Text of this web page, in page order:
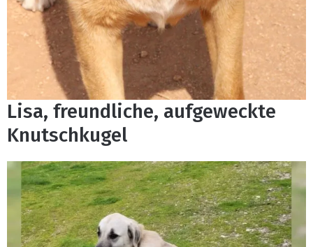
Lisa, freundliche, aufgeweckte
Knutschkugel